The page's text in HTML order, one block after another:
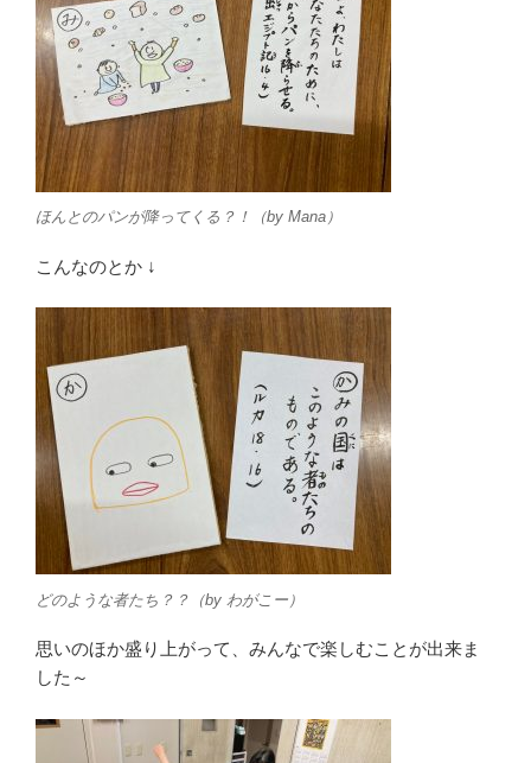
ほんとのパンが降ってくる？！（by Mana）
こんなのとか ↓
どのような者たち？？（by わがこー）
思いのほか盛り上がって、みんなで楽しむことが出来ま
した～